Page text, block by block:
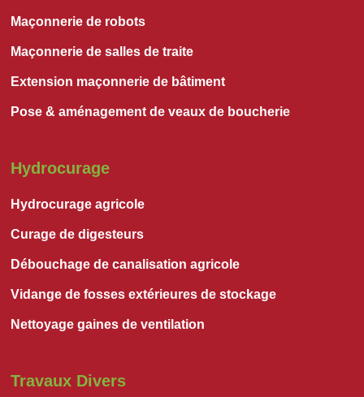
Maçonnerie de robots
Maçonnerie de salles de traite
Extension maçonnerie de bâtiment
Pose & aménagement de veaux de boucherie
Hydrocurage
Hydrocurage agricole
Curage de digesteurs
Débouchage de canalisation agricole
Vidange de fosses extérieures de stockage
Nettoyage gaines de ventilation
Travaux Divers